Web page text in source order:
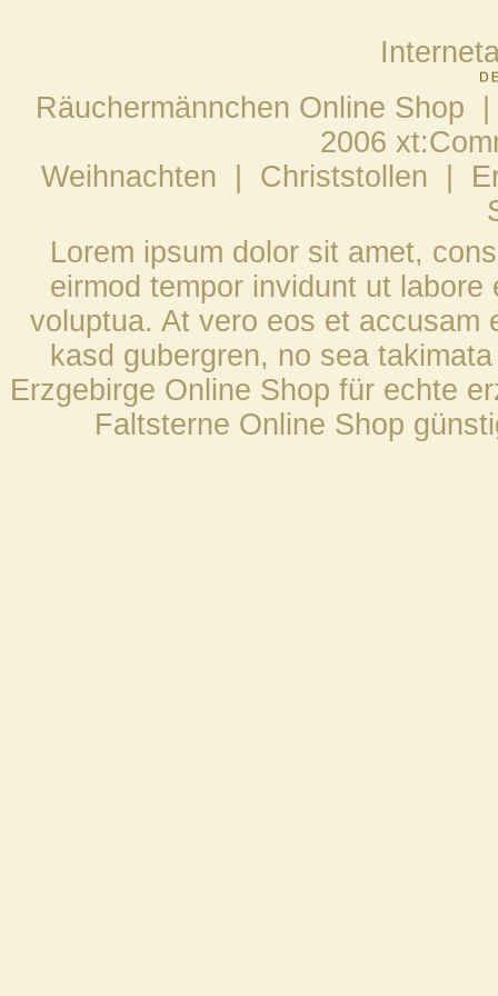
Räuchermännchen Online
2006
Weihnachten
Christstollen
Lorem ipsum dolor sit amet,
eirmod tempor invidunt ut
voluptua. At vero eos et accusam
kasd gubergren, no sea
Erzgebirge Online Shop für echte
Faltsterne Online Shop